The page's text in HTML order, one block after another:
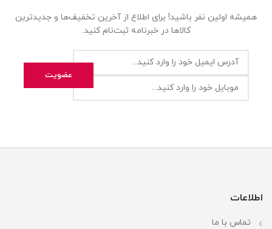
همیشه اولین نفر باشید! برای اطلاع از آخرین تخفیف‌ها و جدیدترین
کالاها در خبرنامه ثبت‌نام کنید.
اطلاعات
تماس با ما